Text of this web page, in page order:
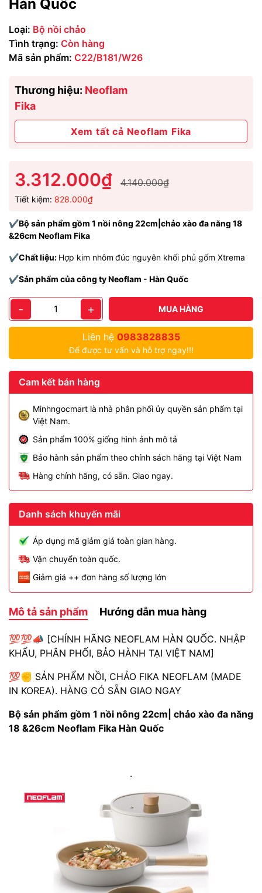
Hàn Quốc
Loại: Bộ nồi chảo
Tình trạng: Còn hàng
Mã sản phẩm: C22/B181/W26
Thương hiệu: Neoflam
Fika
Xem tất cả Neoflam Fika
3.312.000₫ 4.140.000₫
Tiết kiệm: 828.000₫
✔️Bộ sản phẩm gồm 1 nồi nông 22cm|chảo xào đa năng 18
&26cm Neoflam Fika
✔️Chất liệu: Hợp kim nhôm đúc nguyên khối phủ gốm Xtrema
✔️Sản phẩm của công ty Neoflam - Hàn Quốc
- + MUA HÀNG
Liên hệ 0983828835
Để được tư vấn và hỗ trợ ngay!!!
Cam kết bán hàng
Minhngocmart là nhà phân phối ủy quyền sản phẩm tại
Việt Nam.
Sản phẩm 100% giống hình ảnh mô tả
Bảo hành sản phẩm theo chính sách hãng tại Việt Nam
Hàng chính hãng, có sẵn. Giao ngay.
Danh sách khuyến mãi
Áp dụng mã giảm giá toàn gian hàng.
Vận chuyển toàn quốc.
Giảm giá ++ đơn hàng số lượng lớn
Mô tả sản phẩm Hướng dẫn mua hàng
💯💯📣 [CHÍNH HÃNG NEOFLAM HÀN QUỐC. NHẬP
KHẨU, PHÂN PHỐI, BẢO HÀNH TẠI VIỆT NAM]
💯✊ SẢN PHẨM NỒI, CHẢO FIKA NEOFLAM (MADE
IN KOREA). HÀNG CÓ SẴN GIAO NGAY
Bộ sản phẩm gồm 1 nồi nông 22cm| chảo xào đa năng
18 &26cm Neoflam Fika Hàn Quốc
.